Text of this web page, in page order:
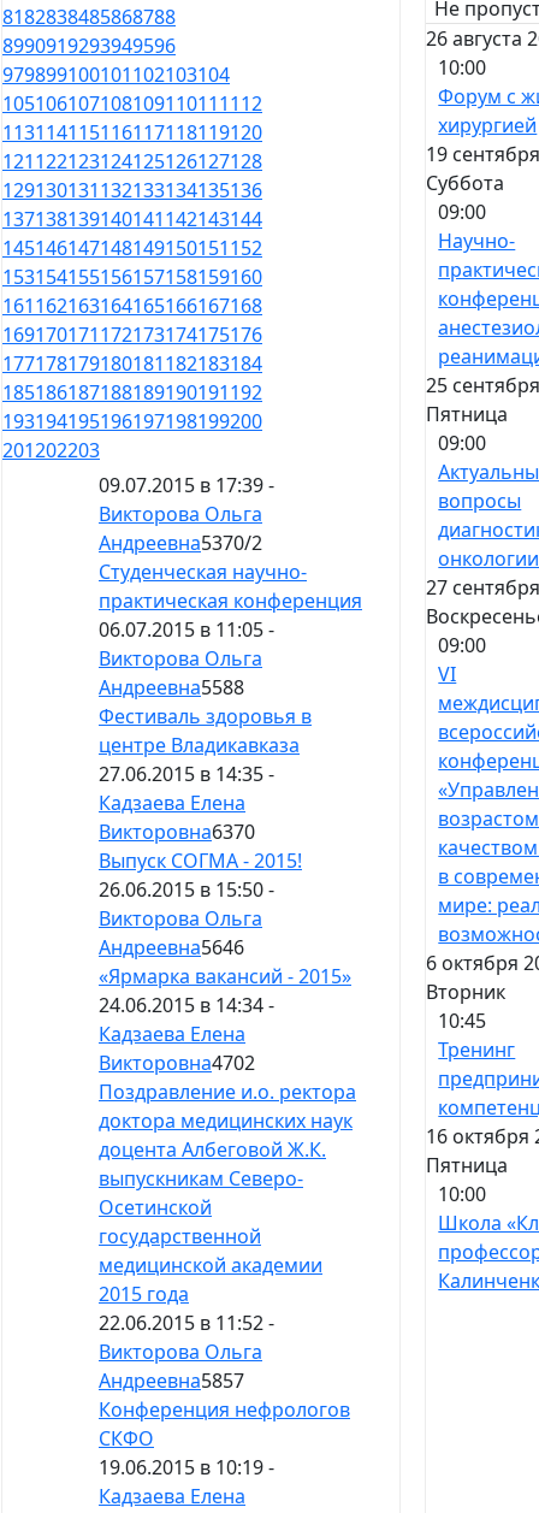
8182838485868788
8990919293949596
979899100101102103104
105106107108109110111112
113114115116117118119120
121122123124125126127128
129130131132133134135136
137138139140141142143144
145146147148149150151152
153154155156157158159160
161162163164165166167168
169170171172173174175176
177178179180181182183184
185186187188189190191192
193194195196197198199200
201202203
09.07.2015 в 17:39 -
Викторова Ольга
Андреевна5370/2
Студенческая научно-
практическая конференция
06.07.2015 в 11:05 -
Викторова Ольга
Андреевна5588
Фестиваль здоровья в
центре Владикавказа
27.06.2015 в 14:35 -
Кадзаева Елена
Викторовна6370
Выпуск СОГМА - 2015!
26.06.2015 в 15:50 -
Викторова Ольга
Андреевна5646
«Ярмарка вакансий - 2015»
24.06.2015 в 14:34 -
Кадзаева Елена
Викторовна4702
Поздравление и.о. ректора
доктора медицинских наук
доцента Албеговой Ж.К.
выпускникам Северо-
Осетинской
государственной
медицинской академии
2015 года
22.06.2015 в 11:52 -
Викторова Ольга
Андреевна5857
Конференция нефрологов
СКФО
19.06.2015 в 10:19 -
Кадзаева Елена
Не
26 августа
10:00
Форум с
хирургией
19
Суббота
09:00
Научно-
25
Пятница
09:00
вопросы
онкологии
27
09:00
VI
в
мире:
6 октября
Вторник
10:45
Тренинг
16 октября
Пятница
10:00
Школа